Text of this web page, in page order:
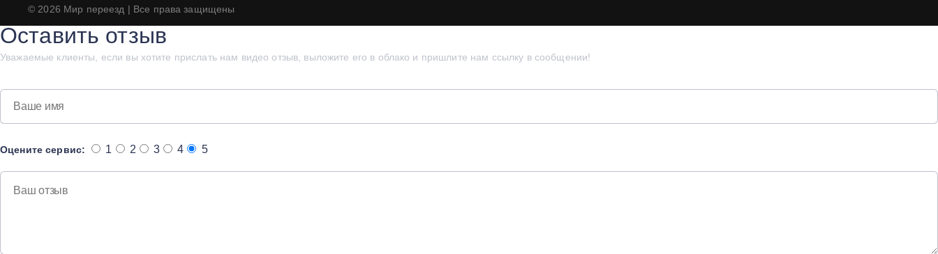
© 2026 Мир переезд | Все права защищены
Оставить отзыв
Уважаемые клиенты, если вы хотите прислать нам видео отзыв, выложите его в облако и пришлите нам ссылку в сообщении!
Оцените сервис: 1 2 3 4 5